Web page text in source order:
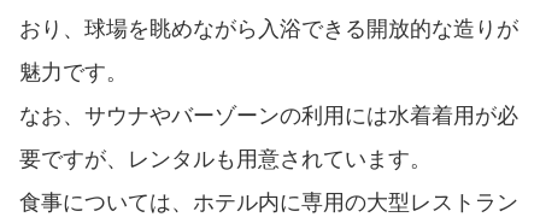
おり、球場を眺めながら入浴できる開放的な造りが
魅力です。
なお、サウナやバーゾーンの利用には水着着用が必
要ですが、レンタルも用意されています。
食事については、ホテル内に専用の大型レストラン